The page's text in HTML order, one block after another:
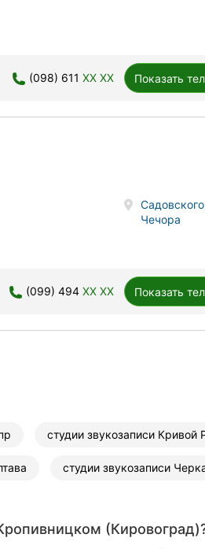
(098) 611 XX XX Показать
Чечора
(099) 494 XX XX Показать
студии звукозаписи Кривой
студии звукозаписи